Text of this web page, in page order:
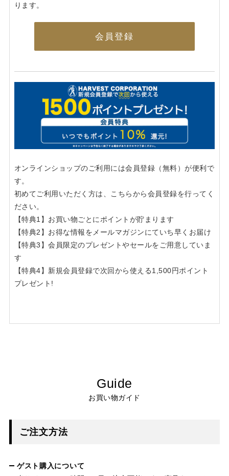
ります。
会員登録
オンラインショップのご利用には会員登録（無料）が便利で
す。
初めてご利用いただく方は、こちらから会員登録を行ってく
ださい。
【特典1】お買い物ごとにポイントが貯まります
【特典2】お得な情報をメールマガジンにていち早くお届け
【特典3】会員限定のプレゼントやセールをご用意していま
す
【特典4】新規会員登録で次回から使える1,500円ポイント
プレゼント!
Guide
お買い物ガイド
ご注文方法
ゲスト購入について